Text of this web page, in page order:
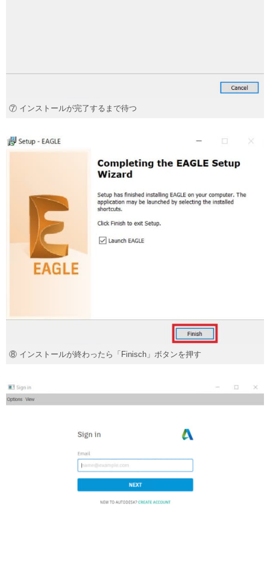
⑦ インストールが完了するまで待つ
⑧ インストールが終わったら「Finisch」ボタンを押す